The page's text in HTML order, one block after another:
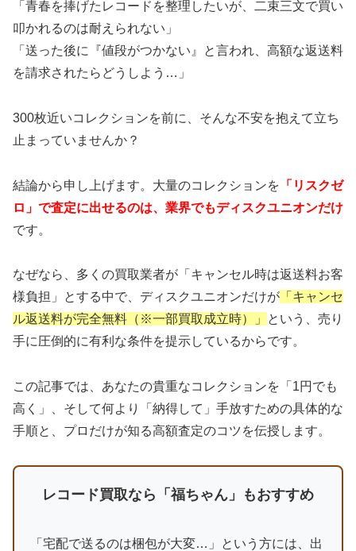
「青春を捧げたレコードを整理したいが、二束三文で買い
叩かれるのは耐えられない」
「送った後に『値段がつかない』と言われ、高額な返送料
を請求されたらどうしよう…」
300枚近いコレクションを前に、そんな不安を抱えて立ち
止まっていませんか？
結論から申し上げます。大量のコレクションを 「リスクゼ
ロ」で査定に出せるのは、業界でもディスクユニオンだけ
です。
なぜなら、多くの買取業者が「キャンセル時は返送料お客
様負担」とする中で、ディスクユニオンだけが 「キャンセ
ル返送料が完全無料（※一部買取成立時）」
という、売り
手に圧倒的に有利な条件を提示しているからです。
この記事では、あなたの貴重なコレクションを「1円でも
高く」、そして何より「納得して」手放すための具体的な
手順と、プロだけが知る高額査定のコツを伝授します。
レコード買取なら「福ちゃん」もおすすめ
「宅配で送るのは梱包が大変…」という方には、出